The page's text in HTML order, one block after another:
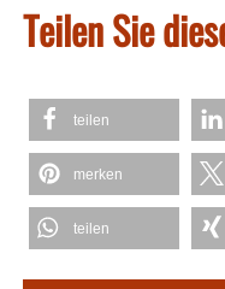
Teilen Sie
teilen
merken
teilen